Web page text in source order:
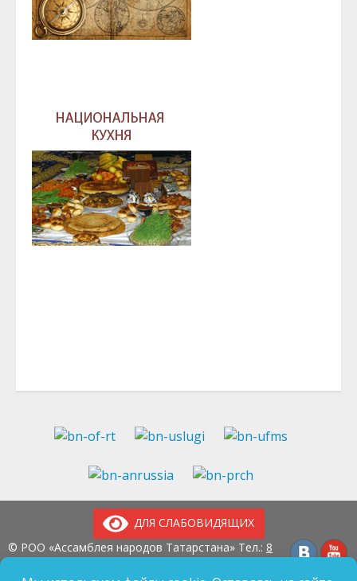
ДЛЯ СЛАБОВИДЯЩИХ
© РОО «Ассамблея народов Татарстана» Тел.: 8